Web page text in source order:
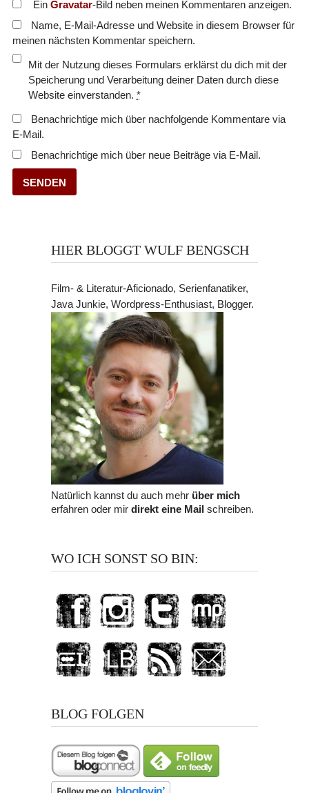
Ein Gravatar-Bild neben meinen Kommentaren anzeigen.
Name, E-Mail-Adresse und Website in diesem Browser für
meinen nächsten Kommentar speichern.
Mit der Nutzung dieses Formulars erklärst du dich mit der
Speicherung und Verarbeitung deiner Daten durch diese
Website einverstanden. *
Benachrichtige mich über nachfolgende Kommentare via
E-Mail.
Benachrichtige mich über neue Beiträge via E-Mail.
HIER BLOGGT WULF BENGSCH
Film- & Literatur-Aficionado, Serienfanatiker,
Java Junkie, Wordpress-Enthusiast, Blogger.
Natürlich kannst du auch mehr über mich
erfahren oder mir direkt eine Mailschreiben.
WO ICH SONST SO BIN:
BLOG FOLGEN